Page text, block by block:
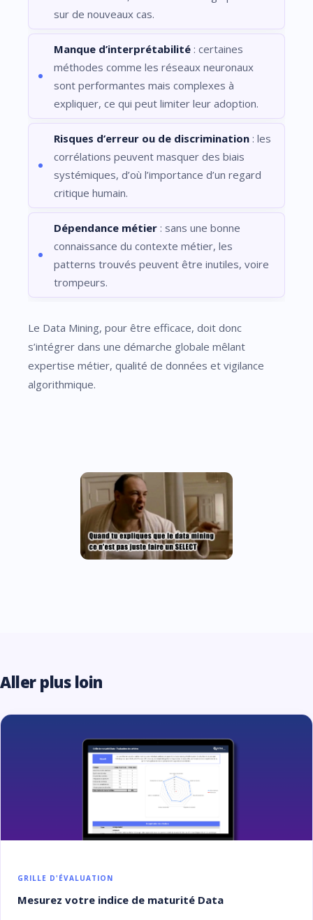
sur de nouveaux cas.
Manque d’interprétabilité : certaines
méthodes comme les réseaux neuronaux
sont performantes mais complexes à
expliquer, ce qui peut limiter leur adoption.
Risques d’erreur ou de discrimination : les
corrélations peuvent masquer des biais
systémiques, d’où l’importance d’un regard
critique humain.
Dépendance métier : sans une bonne
connaissance du contexte métier, les
patterns trouvés peuvent être inutiles, voire
trompeurs.
Le Data Mining, pour être efficace, doit donc
s’intégrer dans une démarche globale mêlant
expertise métier, qualité de données et vigilance
algorithmique.
Aller plus loin
GRILLE D'ÉVALUATION
Mesurez votre indice de maturité Data